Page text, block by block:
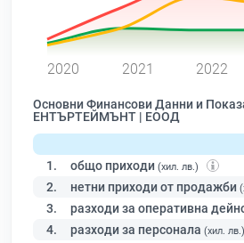
2020 2021 2022
Основни Финансови Данни и
ЕНТЪРТЕЙМЪНТ | ЕООД
1. общо приходи (хил. лв.)
2. нетни приходи от продажби
3. разходи за оперативна
4. разходи за персонала (хил. лв.)